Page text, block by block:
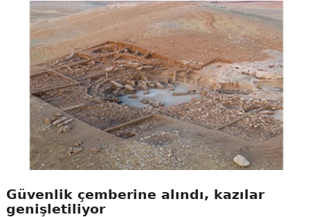
Güvenlik çemberine alındı, kazılar
genişletiliyor